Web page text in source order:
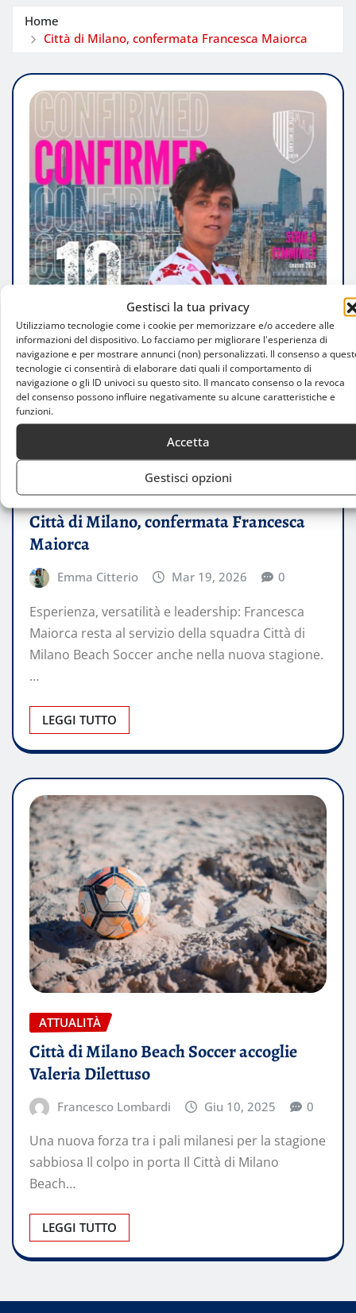
Gestisci la tua privacy
Utilizziamo tecnologie come i cookie per memorizzare e/o accedere alle
informazioni del dispositivo. Lo facciamo per migliorare l'esperienza di
navigazione e per mostrare annunci (non) personalizzati. Il consenso a
tecnologie ci consentirà di elaborare dati quali il comportamento di
navigazione o gli ID univoci su questo sito. Il mancato consenso o la revoca
del consenso possono influire negativamente su alcune caratteristiche e
funzioni.
Accetta
Gestisci opzioni
Home
Città di Milano, confermata Francesca Maiorca
ATTUALITÀ
Città di Milano, confermata Francesca
Maiorca
Emma Citterio Mar 19, 2026 0
Esperienza, versatilità e leadership: Francesca
Maiorca resta al servizio della squadra Città di
Milano Beach Soccer anche nella nuova stagione.
…
LEGGI TUTTO
ATTUALITÀ
Città di Milano Beach Soccer accoglie
Valeria Dilettuso
Francesco Lombardi Giu 10, 2025 0
Una nuova forza tra i pali milanesi per la stagione
sabbiosa Il colpo in porta Il Città di Milano
Beach…
LEGGI TUTTO